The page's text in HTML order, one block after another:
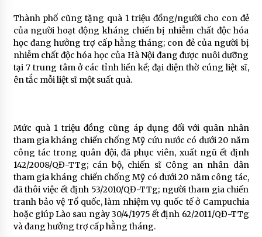
Thành phố cũng tặng quà 1 triệu đồng/người cho con đẻ
của người hoạt động kháng chiến bị nhiễm chất độc hóa
học đang hưởng trợ cấp hằng tháng; con đẻ của người bị
nhiễm chất độc hóa học của Hà Nội đang được nuôi dưỡng
tại 7 trung tâm ở các tỉnh liền kề; đại diện thờ cúng liệt sĩ,
ên tắc mỗi liệt sĩ một suất quà.
Mức quà 1 triệu đồng cũng áp dụng đối với quân nhân
tham gia kháng chiến chống Mỹ cứu nước có dưới 20 năm
công tác trong quân đội, đã phục viên, xuất ngũ ết định
142/2008/QĐ-TTg; cán bộ, chiến sĩ Công an nhân dân
tham gia kháng chiến chống Mỹ có dưới 20 năm công tác,
đã thôi việc ết định 53/2010/QĐ-TTg; người tham gia chiến
tranh bảo vệ Tổ quốc, làm nhiệm vụ quốc tế ở Campuchia
hoặc giúp Lào sau ngày 30/4/1975 ết định 62/2011/QĐ-TTg
và đang hưởng trợ cấp hằng tháng.